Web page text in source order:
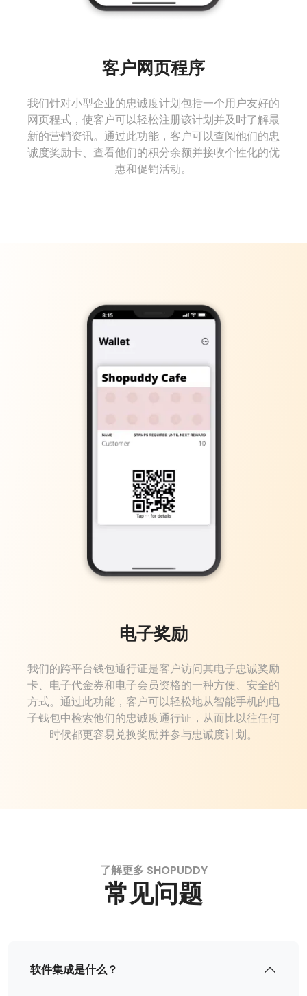
客户网页程序
我们针对小型企业的忠诚度计划包括一个用户友好的
网页程式，使客户可以轻松注册该计划并及时了解最
新的营销资讯。通过此功能，客户可以查阅他们的忠
诚度奖励卡、查看他们的积分余额并接收个性化的优
惠和促销活动。
电子奖励
我们的跨平台钱包通行证是客户访问其电子忠诚奖励
卡、电子代金券和电子会员资格的一种方便、安全的
方式。通过此功能，客户可以轻松地从智能手机的电
子钱包中检索他们的忠诚度通行证，从而比以往任何
时候都更容易兑换奖励并参与忠诚度计划。
了解更多 SHOPUDDY
常见问题
软件集成是什么？